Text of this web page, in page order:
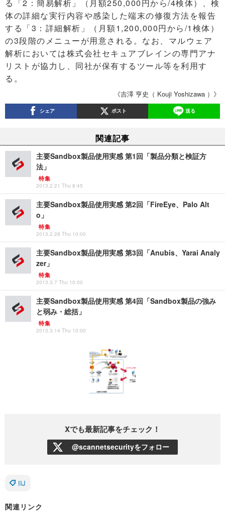
る「2：簡易解析」（月額250,000円から/4検体）、検
体の詳細な実行内容や感染した端末の修復方法を報告
する「3：詳細解析」（月額1,200,000円から/1検体）
の3段階のメニューが用意される。なお、マルウェア
解析においては株式会社セキュアブレインの専門アナ
リストが協力し、同社が保有するツール等を利用す
る。
《吉澤 亨史（ Kouji Yoshizawa ）》
シェア ポスト 送る
関連記事
主要Sandbox製品使用実感 第1回「製品分類と検証方
法」
特集
2013.2.21 Thu 8:45
主要Sandbox製品使用実感 第2回「FireEye、Palo Alt
o」
特集
2013.2.28 Thu 10:00
主要Sandbox製品使用実感 第3回「Anubis、Yarai Analy
zer」
特集
2013.3.7 Thu 10:00
主要Sandbox製品使用実感 第4回「Sandbox製品の強み
と弱み・総括」
特集
2013.3.14 Thu 10:00
Xでも最新記事をチェック！
@scannetsecurityをフォロー
IIJ
関連リンク